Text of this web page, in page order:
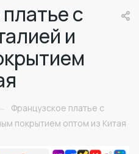
с
и
Французское платье с
покрытием оптом из Китая